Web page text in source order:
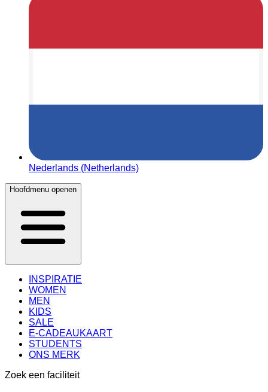
Nederlands (Netherlands)
Hoofdmenu openen
INSPIRATIE
WOMEN
MEN
KIDS
SALE
E-CADEAUKAART
STUDENTS
ONS MERK
Zoek een faciliteit